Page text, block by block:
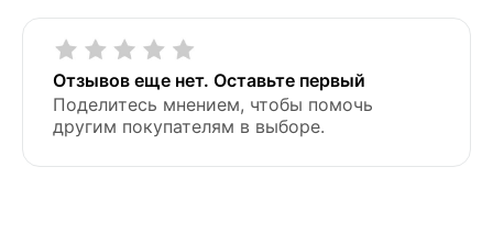
Отзывов еще нет. Оставьте первый
Поделитесь мнением, чтобы помочь
другим покупателям в выборе.